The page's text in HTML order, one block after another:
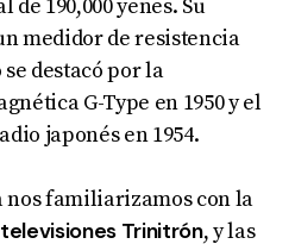
190,000 yenes. Su
medidor de resistencia
destacó por la
G-Type en 1950 y el
japonés en 1954.
nos familiarizamos con la
televisiones Trinitrón, y las